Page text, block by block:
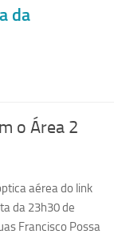
da
o Área 2
aérea do link
da 23h30 de
Francisco Possa